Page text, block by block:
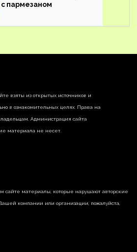
с пармезаном
взяты из открытых источников и
в ознакомительных целях. Права на
Администрация сайта
материала не несет.
сайте материалы, которые нарушают авторские
компании или организации, пожалуйста,